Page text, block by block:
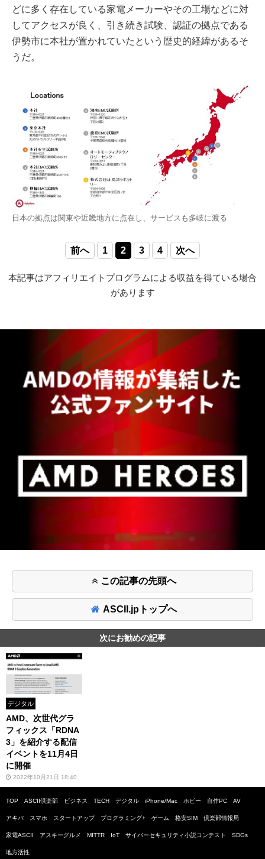
どに多く存在している家電メーカーやその工場などに対
してアクセスが良く、引き続き試験、認証の拠点である
伊勢市に本社が置かれていたという歴史的経緯があるそ
うだ。
日本の拠点は関東や近畿地方に点在し、サービスも多岐に渡る
前へ 1 2 3 4 次へ
本記事はアフィリエイトプログラムによる収益を得ている場合
があります
この記事の先頭へ
ASCII.jpトップへ
次にお勧めの記事
デジタル
AMD、次世代グラ
フィックス「RDNA
3」を紹介する配信
イベントを11月4日
に開催
2022年10月21日 18:40
TOP ASCII倶楽部 ビジネス TECH デジタル iPhone/Mac ホビー 自作PC AV
アキバ スマホ スタートアップ プログラミング+ ゲーム 格安SIM 倶楽部情報局
家電ASCII アスキーグルメ MITTR IoT サイバーセキュリティ小説コンテスト SDGs
地方活性